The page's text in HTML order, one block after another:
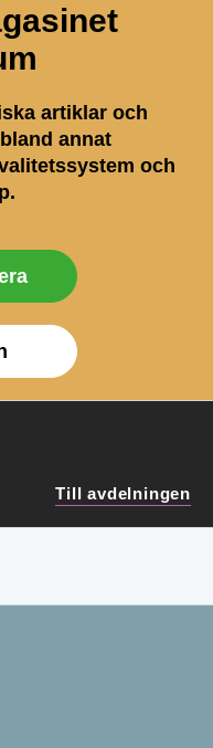
artiklar och
annat
och
Till avdelningen